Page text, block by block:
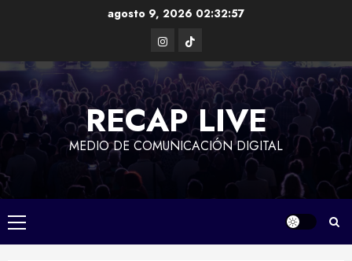
agosto 9, 2026 02:32:58
Instagram
TikTok
RECAP LIVE
MEDIO DE COMUNICACIÓN DIGITAL
Menú
principal